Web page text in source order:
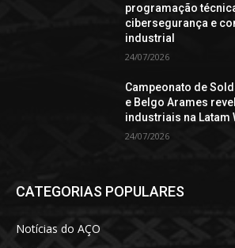
programação
cibersegurança e
industrial
24/07/2026
Campeonato de
e Belgo Arames
industriais na Latam
24/07/2026
CATEGORIAS POPULARES
Notícias do AÇO